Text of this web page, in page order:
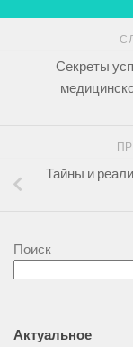
Секреты
Тайны и
Поиск
Актуальное